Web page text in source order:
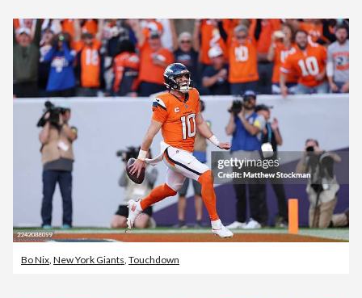
Bo Nix, New York Giants, Touchdown